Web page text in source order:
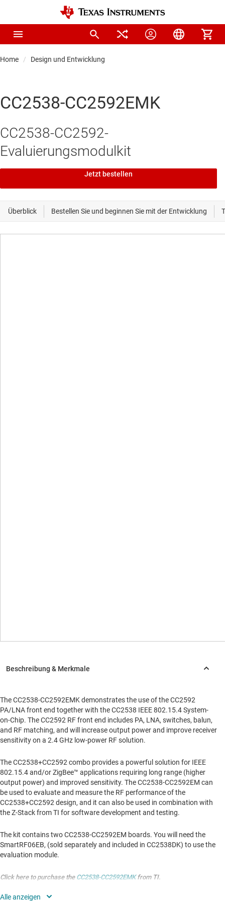
Home Design und Entwicklung
CC2538-CC2592EMK
CC2538-CC2592-
Evaluierungsmodulkit
Jetzt bestellen
The CC2538-CC2592EMK demonstrates the use of the CC2592
PA/LNA front end together with the CC2538 IEEE 802.15.4 System-
on-Chip. The CC2592 RF front end includes PA, LNA, switches, balun,
and RF matching, and will increase output power and improve receiver
sensitivity on a 2.4 GHz low-power RF solution.
The CC2538+CC2592 combo provides a powerful solution for IEEE
802.15.4 and/or ZigBee™ applications requiring long range (higher
output power) and improved sensitivity. The CC2538-CC2592EM can
be used to evaluate and measure the RF performance of the
CC2538+CC2592 design, and it can also be used in combination with
the Z-Stack from TI for software development and testing.
The kit contains two CC2538-CC2592EM boards. You will need the
SmartRF06EB, (sold separately and included in CC2538DK) to use the
evaluation module.
Click here to purchase the CC2538-CC2592EMKfrom TI.